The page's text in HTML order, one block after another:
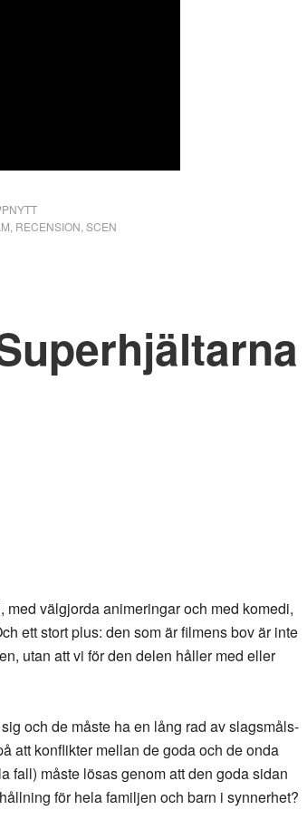
RECENSION SCEN
välgjorda animeringar och med komedi,
ett stort plus: den som är filmens bov är inte
utan att vi för den delen håller med eller
och de måste ha en lång rad av slagsmåls-
att konflikter mellan de goda och de onda
fall) måste lösas genom att den goda sidan
för hela familjen och barn i synnerhet?